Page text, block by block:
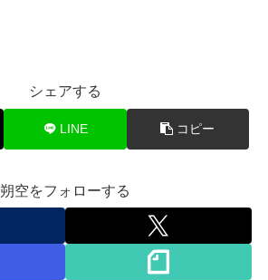
シェアする
LINE コピー
朔空をフォローする